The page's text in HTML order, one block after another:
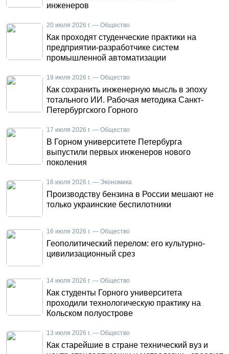
инженеров
20 июля 2026 г. — Общество
Как проходят студенческие практики на
предприятии-разработчике систем
промышленной автоматизации
19 июля 2026 г. — Общество
Как сохранить инженерную мысль в эпоху
тотального ИИ. Рабочая методика Санкт-
Петербургского Горного
17 июля 2026 г. — Общество
В Горном университете Петербурга
выпустили первых инженеров нового
поколения
16 июля 2026 г. — Экономика
Производству бензина в России мешают не
только украинские беспилотники
16 июля 2026 г. — Общество
Геополитический перелом: его культурно-
цивилизационный срез
14 июля 2026 г. — Общество
Как студенты Горного университета
проходили технологическую практику на
Кольском полуострове
13 июля 2026 г. — Общество
Как старейшие в стране технический вуз и